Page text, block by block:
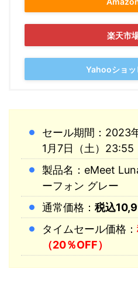
楽天市
Yahooショッ
セール期間：2023
1月7日（土）23:55
製品名：eMeet
ーフォン グレー
通常価格： 税込
タイムセール価格：
（20％OFF）